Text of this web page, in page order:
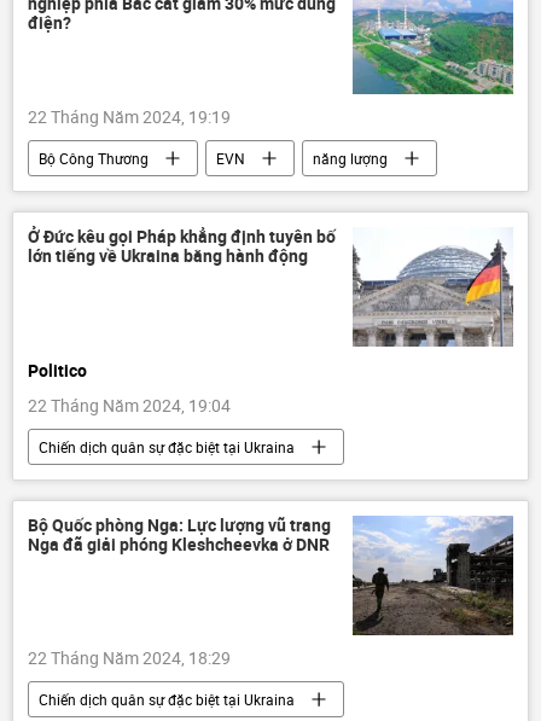
nhà máy điện hạt nhân
Quân sự
điện?
22 Tháng Năm 2024, 19:19
Bộ Công Thương EVN
năng lượng
điện
Kinh tế
Kinh doanh
Việt Nam
doanh nghiệp
Ở Đức kêu gọi Pháp khẳng định tuyên bố
lớn tiếng về Ukraina bằng hành động
Politico
22 Tháng Năm 2024, 19:04
Chiến dịch quân sự đặc biệt tại Ukraina
Cuộc khủng hoảng ở Ukraina
Ukraina
Đức
Pháp
Thế giới
xung đột quân sự
viện trợ quân sự
Báo chí thế giới
Bộ Quốc phòng Nga: Lực lượng vũ trang
Nga đã giải phóng Kleshcheevka ở DNR
22 Tháng Năm 2024, 18:29
Chiến dịch quân sự đặc biệt tại Ukraina